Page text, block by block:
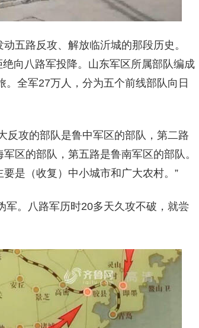
五路反攻、解放临沂城的那段历史。
向八路军投降。山东军区所属部队编成
全军27万人，分为五个前线部队向日
反攻的部队是鲁中军区的部队，第二路
区的部队，第五路是鲁南军区的部队。
是（收复）中小城市和广大农村。”
。八路军历时20多天久攻不破，就尝